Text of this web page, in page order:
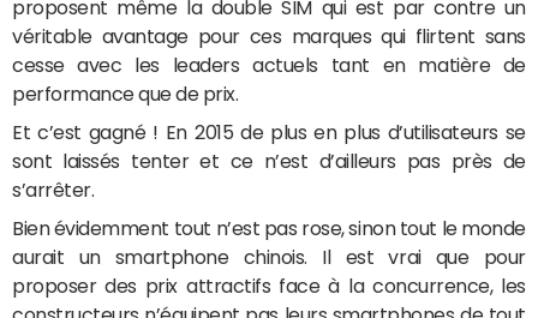
proposent même la double SIM qui est par contre un
véritable avantage pour ces marques qui flirtent sans
cesse avec les leaders actuels tant en matière de
performance que de prix.
Et c’est gagné ! En 2015 de plus en plus d’utilisateurs se
sont laissés tenter et ce n’est d’ailleurs pas près de
s’arrêter.
Bien évidemment tout n’est pas rose, sinon tout le monde
aurait un smartphone chinois. Il est vrai que pour
proposer des prix attractifs face à la concurrence, les